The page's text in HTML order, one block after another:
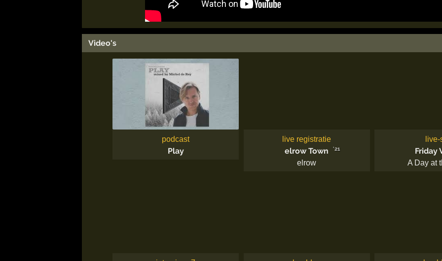
Video's
podcast
Play
live registratie
elrow Town '21
elrow
Friday
A Day at